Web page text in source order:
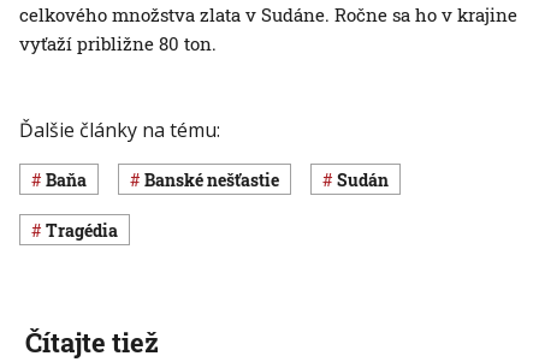
celkového množstva zlata v Sudáne. Ročne sa ho v krajine
vyťaží približne 80 ton.
Ďalšie články na tému:
baňa banské nešťastie Sudán
tragédia
Čítajte tiež